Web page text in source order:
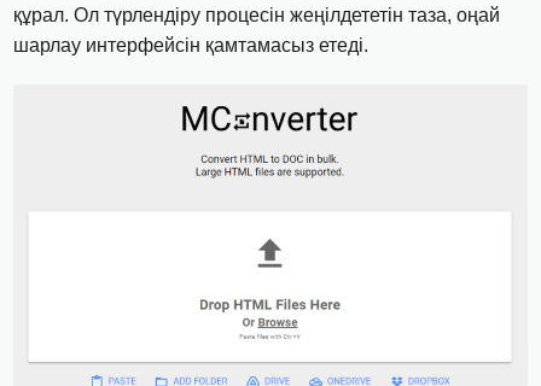
құрал. Ол түрлендіру процесін жеңілдететін таза, оңай
шарлау интерфейсін қамтамасыз етеді.